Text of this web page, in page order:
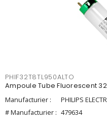
PHIF32T8TL950ALTO
Ampoule Tube Fluorescent
Manufacturier :
PHILIPS
# Manufacturier : 479634